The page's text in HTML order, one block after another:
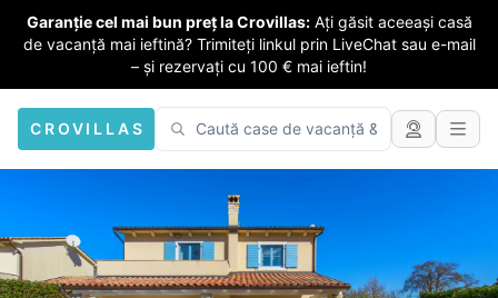
Garanție cel mai bun preț la Crovillas: Ați găsit aceeași casă
de vacanță mai ieftină? Trimiteți linkul prin LiveChat sau e-mail
– și rezervați cu 100 € mai ieftin!
CROVILLAS